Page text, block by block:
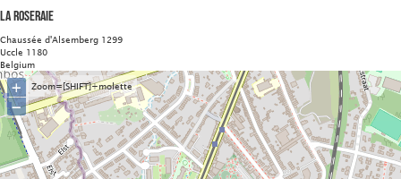
La Roseraie
Chaussée d'Alsemberg 1299
Uccle 1180
Belgium
Zoom=[SHIFT]+molette
+
−